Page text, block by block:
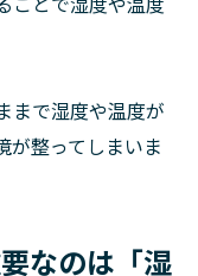
まで湿度や温度が
が整ってしまいま
なのは「湿